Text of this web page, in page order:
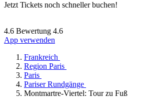
Jetzt Tickets noch schneller buchen!
4.6 Bewertung 4.6
App verwenden
Frankreich
Region Paris
Paris
Pariser Rundgänge
Montmartre-Viertel: Tour zu Fuß